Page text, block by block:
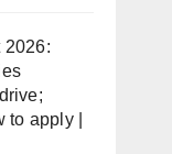
2026:
apply |